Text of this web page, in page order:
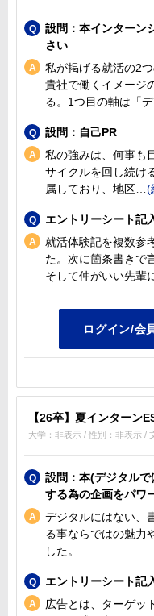
設問：本インターン
さい
私が掲げる就活の2
貴社で働くイメージ
る。1つ目の軸は「
設問：自己PR
私の強みは、何事も
サイクルを回し続け
属しており、地区
エントリーシート記
就活体験記を複数参
た。次に箇条書きで
そして仲がいい先輩
【26卒】夏インターン
大学：非表示 / 性別：非表示 /
設問：本(デジタル
する為の企画をパワ
デジタルにはない、
る事ならではの魅力
した。
エントリーシート記
広告とは、ターゲッ